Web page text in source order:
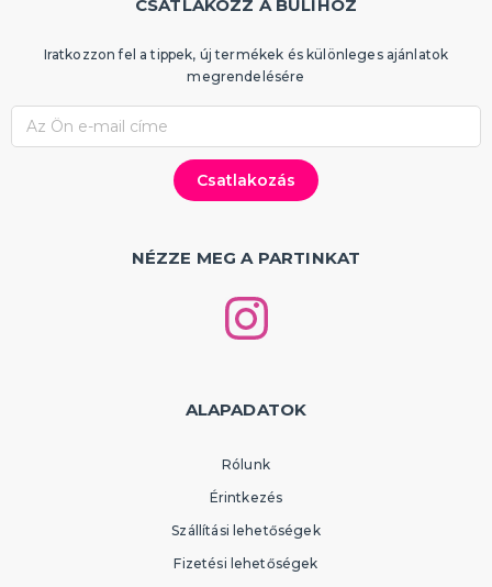
CSATLAKOZZ A BULIHOZ
Iratkozzon fel a tippek, új termékek és különleges ajánlatok
megrendelésére
NÉZZE MEG A PARTINKAT
ALAPADATOK
Rólunk
Érintkezés
Szállítási lehetőségek
Fizetési lehetőségek